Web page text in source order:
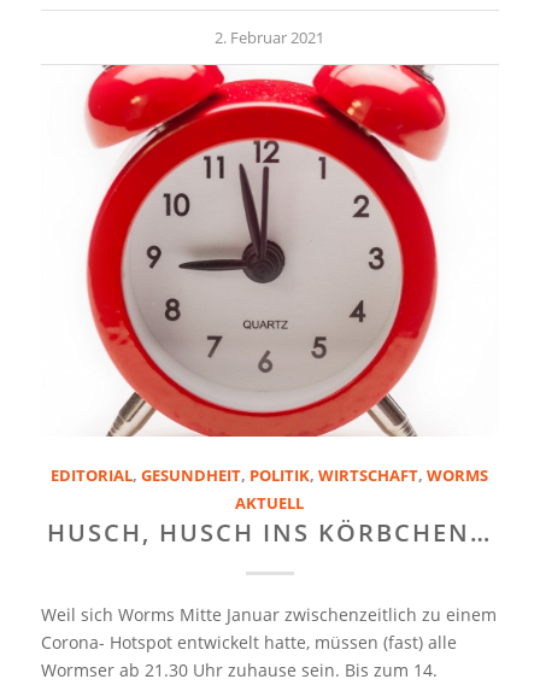
2. Februar 2021
EDITORIAL,GESUNDHEIT, POLITIK,WIRTSCHAFT,WORMS
AKTUELL
HUSCH, HUSCH INS KÖRBCHEN…
Weil sich Worms Mitte Januar zwischenzeitlich zu einem
Corona- Hotspot entwickelt hatte, müssen (fast) alle
Wormser ab 21.30 Uhr zuhause sein. Bis zum 14.